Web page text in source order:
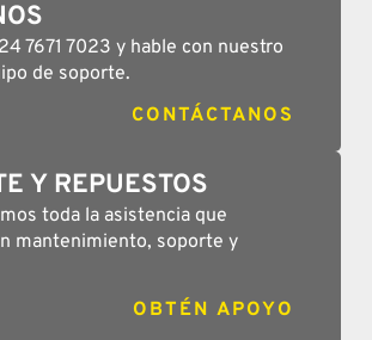
7671 7023 y hable con nuestro
de soporte.
CONTÁCTANOS
Y REPUESTOS
toda la asistencia que
mantenimiento, soporte y
OBTÉN APOYO